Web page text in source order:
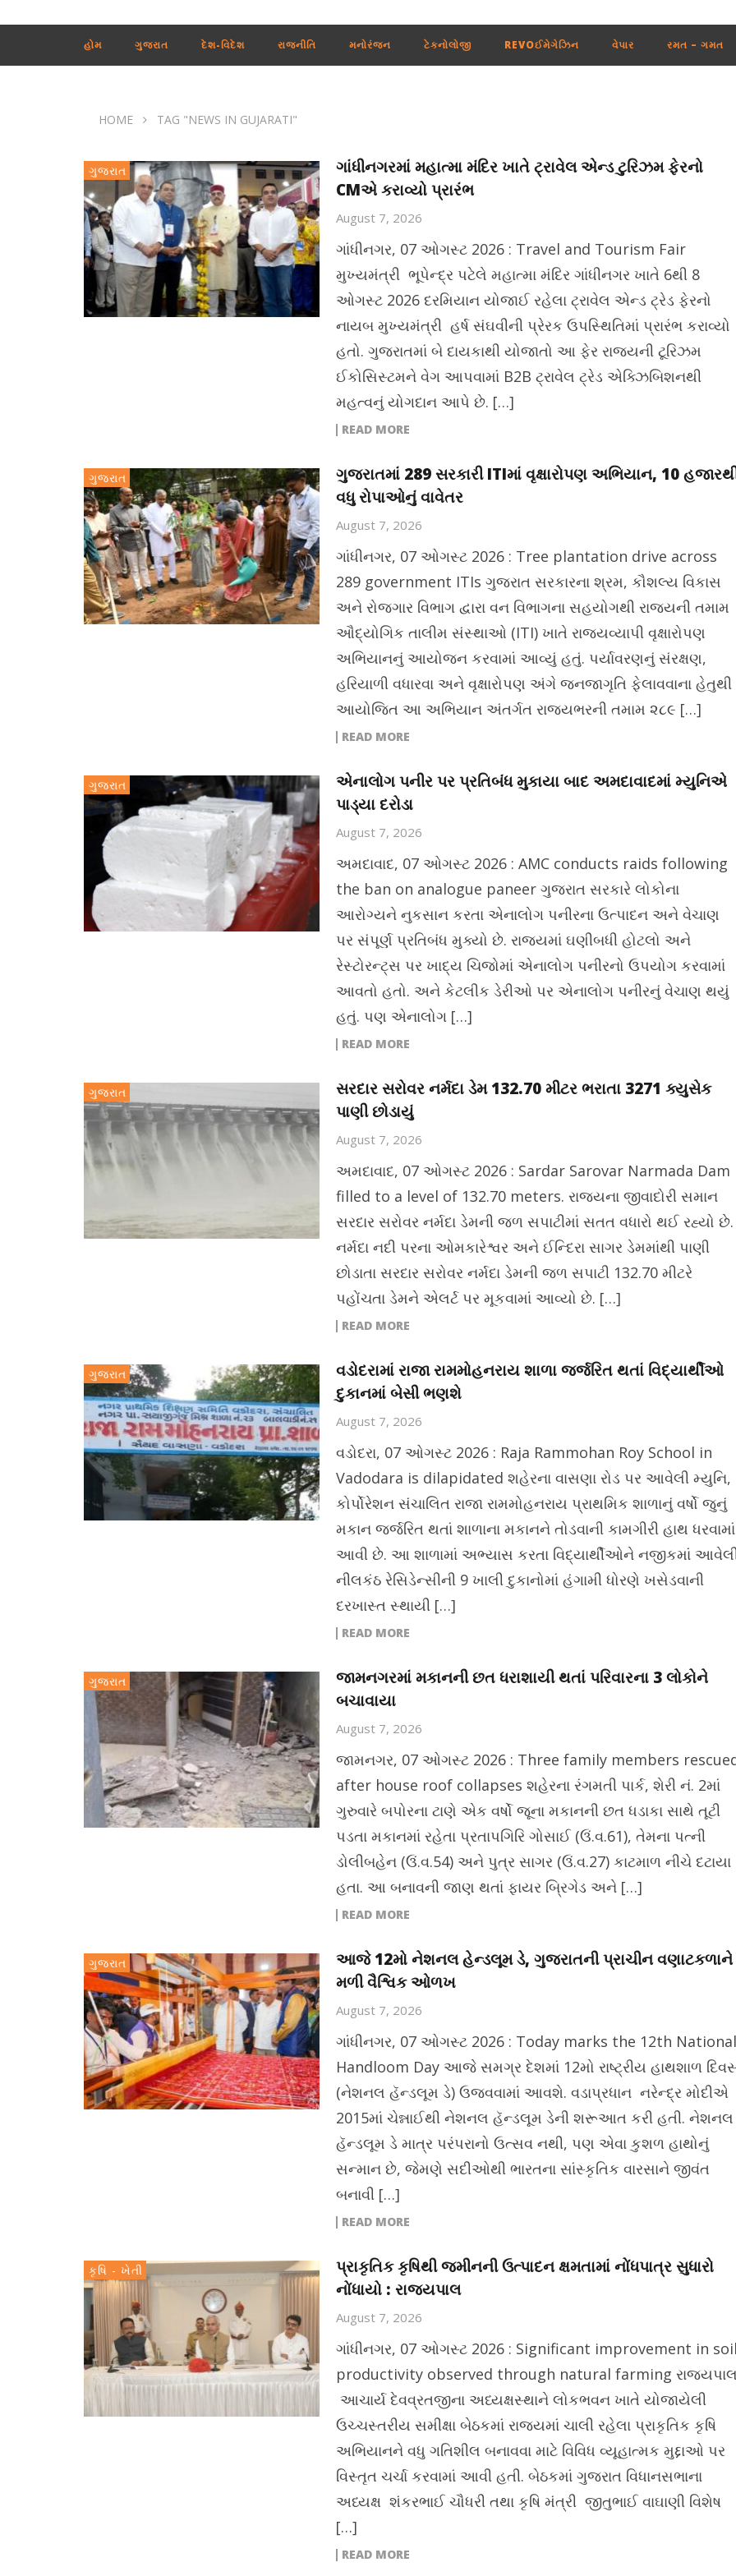
હોમ ગુજરાત દેશ-વિદેશ રાજનીતિ મનોરંજન ટેકનોલોજી REVOઈમેગેઝિન વેપાર રમત – ગમત
HOME TAG "NEWS IN GUJARATI"
ગુજરાત
ગાંધીનગરમાં મહાત્મા મંદિર ખાતે ટ્રાવેલ એન્ડ ટુરિઝમ ફેરનો
CMએ કરાવ્યો પ્રારંભ
August 7, 2026
ગાંધીનગર, 07 ઓગસ્ટ 2026 : Travel and Tourism Fair
મુખ્યમંત્રી ભૂપેન્દ્ર પટેલે મહાત્મા મંદિર ગાંધીનગર ખાતે 6થી 8
ઓગસ્ટ 2026 દરમિયાન યોજાઈ રહેલા ટ્રાવેલ એન્ડ ટ્રેડ ફેરનો
નાયબ મુખ્યમંત્રી હર્ષ સંઘવીની પ્રેરક ઉપસ્થિતિમાં પ્રારંભ કરાવ્યો
હતો. ગુજરાતમાં બે દાયકાથી યોજાતો આ ફેર રાજ્યની ટૂરિઝમ
ઈકોસિસ્ટમને વેગ આપવામાં B2B ટ્રાવેલ ટ્રેડ એક્ઝિબિશનથી
મહત્વનું યોગદાન આપે છે. […]
READ MORE
ગુજરાત
ગુજરાતમાં 289 સરકારી ITIમાં વૃક્ષારોપણ અભિયાન, 10
વધુ રોપાઓનું વાવેતર
August 7, 2026
ગાંધીનગર, 07 ઓગસ્ટ 2026 : Tree plantation drive across
289 government ITIs ગુજરાત સરકારના શ્રમ, કૌશલ્ય વિકાસ
અને રોજગાર વિભાગ દ્વારા વન વિભાગના સહયોગથી રાજ્યની તમામ
ઔદ્યોગિક તાલીમ સંસ્થાઓ (ITI) ખાતે રાજ્યવ્યાપી વૃક્ષારોપણ
અભિયાનનું આયોજન કરવામાં આવ્યું હતું. પર્યાવરણનું સંરક્ષણ,
હરિયાળી વધારવા અને વૃક્ષારોપણ અંગે જનજાગૃતિ ફેલાવવાના હેતુથી
આયોજિત આ અભિયાન અંતર્ગત રાજ્યભરની તમામ ૨૮૯ […]
READ MORE
ગુજરાત
એનાલોગ પનીર પર પ્રતિબંધ મુકાયા બાદ અમદાવાદમાં મ્યુનિએ
પાડ્યા દરોડા
August 7, 2026
અમદાવાદ, 07 ઓગસ્ટ 2026 : AMC conducts raids following
the ban on analogue paneer ગુજરાત સરકારે લોકોના
આરોગ્યને નુકસાન કરતા એનાલોગ પનીરના ઉત્પાદન અને વેચાણ
પર સંપૂર્ણ પ્રતિબંધ મુક્યો છે. રાજ્યમાં ઘણીબધી હોટલો અને
રેસ્ટોરન્ટ્સ પર ખાદ્ય ચિજોમાં એનાલોગ પનીરનો ઉપયોગ કરવામાં
આવતો હતો. અને કેટલીક ડેરીઓ પર એનાલોગ પનીરનું વેચાણ થયું
હતું. પણ એનાલોગ […]
READ MORE
ગુજરાત
સરદાર સરોવર નર્મદા ડેમ 132.70 મીટર ભરાતા 3271 ક્યુસેક
પાણી છોડાયું
August 7, 2026
અમદાવાદ, 07 ઓગસ્ટ 2026 : Sardar Sarovar Narmada Dam
filled to a level of 132.70 meters. રાજ્યના જીવાદોરી સમાન
સરદાર સરોવર નર્મદા ડેમની જળ સપાટીમાં સતત વધારો થઈ રહ્યો છે.
નર્મદા નદી પરના ઓમકારેશ્વર અને ઈન્દિરા સાગર ડેમમાંથી પાણી
છોડાતા સરદાર સરોવર નર્મદા ડેમની જળ સપાટી 132.70 મીટરે
પહોંચતા ડેમને એલર્ટ પર મૂકવામાં આવ્યો છે. […]
READ MORE
ગુજરાત
વડોદરામાં રાજા રામમોહનરાય શાળા જર્જરિત થતાં વિદ્યાર્થીઓ
દુકાનમાં બેસી ભણશે
August 7, 2026
વડોદરા, 07 ઓગસ્ટ 2026 : Raja Rammohan Roy School in
Vadodara is dilapidated શહેરના વાસણા રોડ પર આવેલી મ્યુનિ,
કોર્પોરેશન સંચાલિત રાજા રામમોહનરાય પ્રાથમિક શાળાનું વર્ષો જુનું
મકાન જર્જરિત થતાં શાળાના મકાનને તોડવાની કામગીરી હાથ ધરવામાં
આવી છે. આ શાળામાં અભ્યાસ કરતા વિદ્યાર્થીઓને નજીકમાં
નીલકંઠ રેસિડેન્સીની 9 ખાલી દુકાનોમાં હંગામી ધોરણે ખસેડવાની
દરખાસ્ત સ્થાયી […]
READ MORE
ગુજરાત
જામનગરમાં મકાનની છત ધરાશાયી થતાં પરિવારના 3 લોકોને
બચાવાયા
August 7, 2026
જામનગર, 07 ઓગસ્ટ 2026 : Three family members
after house roof collapses શહેરના રંગમતી પાર્ક, શેરી નં. 2માં
ગુરુવારે બપોરના ટાણે એક વર્ષો જૂના મકાનની છત ધડાકા સાથે તૂટી
પડતા મકાનમાં રહેતા પ્રતાપગિરિ ગોસાઈ (ઉં.વ.61), તેમના પત્ની
ડોલીબહેન (ઉં.વ.54) અને પુત્ર સાગર (ઉં.વ.27) કાટમાળ નીચે દટાયા
હતા. આ બનાવની જાણ થતાં ફાયર બ્રિગેડ અને […]
READ MORE
ગુજરાત
આજે 12મો નેશનલ હેન્ડલૂમ ડે, ગુજરાતની પ્રાચીન વણાટકળાને
મળી વૈશ્વિક ઓળખ
August 7, 2026
ગાંધીનગર, 07 ઓગસ્ટ 2026 : Today marks the 12th National
Handloom Day આજે સમગ્ર દેશમાં 12મો રાષ્ટ્રીય હાથશાળ
(નેશનલ હૅન્ડલૂમ ડે) ઉજવવામાં આવશે. વડાપ્રધાન નરેન્દ્ર મોદીએ
2015માં ચેન્નાઈથી નેશનલ હૅન્ડલૂમ ડેની શરૂઆત કરી હતી. નેશનલ
હૅન્ડલૂમ ડે માત્ર પરંપરાનો ઉત્સવ નથી, પણ એવા કુશળ હાથોનું
સન્માન છે, જેમણે સદીઓથી ભારતના સાંસ્કૃતિક વારસાને જીવંત
બનાવી […]
READ MORE
કૃષિ - ખેતી
પ્રાકૃતિક કૃષિથી જમીનની ઉત્પાદન ક્ષમતામાં નોંધપાત્ર સુધારો
નોંધાયો : રાજ્યપાલ
August 7, 2026
ગાંધીનગર, 07 ઓગસ્ટ 2026 : Significant improvement in
productivity observed through natural farming
આચાર્ય દેવવ્રતજીના અધ્યક્ષસ્થાને લોકભવન ખાતે યોજાયેલી
ઉચ્ચસ્તરીય સમીક્ષા બેઠકમાં રાજ્યમાં ચાલી રહેલા પ્રાકૃતિક કૃષિ
અભિયાનને વધુ ગતિશીલ બનાવવા માટે વિવિધ વ્યૂહાત્મક મુદ્દાઓ પર
વિસ્તૃત ચર્ચા કરવામાં આવી હતી. બેઠકમાં ગુજરાત વિધાનસભાના
અધ્યક્ષ શંકરભાઈ ચૌધરી તથા કૃષિ મંત્રી જીતુભાઈ વાઘાણી વિશેષ
[…]
READ MORE